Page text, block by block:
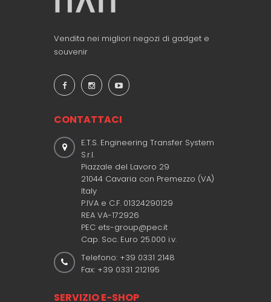
Vendita nei migliori negozi di gadget e
souvenir
CONTATTACI
E.T.S. Engineering Transfer System
S.r.l.
Piazzale del Lavoro 29
21044 Cavaria con Premezzo (VA)
Italy
P.IVA e C.F. 01324290129
REA VA-172926
PEC ets-group@pec.it
Cap. Soc. Euro 25.000 i.v.
Telefono: +39 0331 2148
Fax: +39 0331 212195
SERVIZIO E-SHOP